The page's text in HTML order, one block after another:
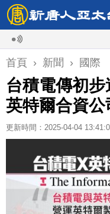
首頁 › 新聞 › 國際
台積電傳初
英特爾合資公
更新時間：2025-04-04